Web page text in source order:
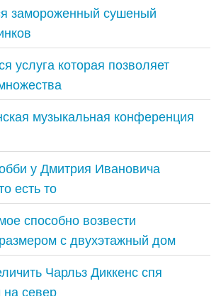
замороженный сушеный
услуга которая позволяет
музыкальная конференция
у Дмитрия Ивановича
есть то
способно возвести
с двухэтажный дом
Чарльз Диккенс спя
на север